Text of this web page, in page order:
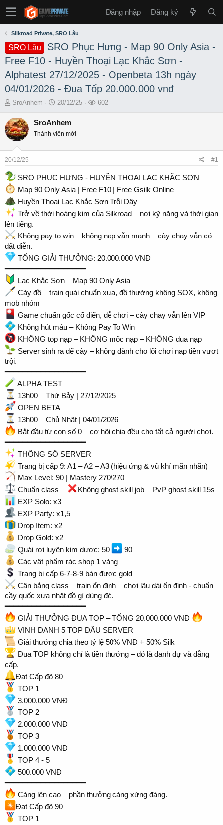
Đăng nhập Đăng ký
Silkroad Private, SRO Lậu
SRO Lậu
SRO Phục Hưng - Map 90 Only Asia -
Free F10 - Huyền Thoại Lạc Khắc Sơn -
Alphatest 27/12/2025 - Openbeta 13h ngày
04/01/2026 - Đua Tốp 20.000.000 vnđ
T
r
e
a
s
a
r
t
e
r
SroAnhem
S
a
t
e
20/12/25
L
602
SroAnhem
Thành viên mới
20/12/25 #1
SRO PHỤC HƯNG - HUYỀN THOẠI LẠC KHẮC SƠN
Map 90 Only Asia | Free F10 | Free Gsilk Online
Huyền Thoại Lạc Khắc Sơn Trỗi Dậy
Trở về thời hoàng kim của Silkroad – nơi kỹ năng và thời gian
lên tiếng.
Không pay to win – không nạp vẫn mạnh – cày chay vẫn có
đất diễn.
TỔNG GIẢI THƯỞNG: 20.000.000 VNĐ
━━━━━━━━━━━━━━━━━━
Lạc Khắc Sơn – Map 90 Only Asia
Cày đồ – train quái chuẩn xưa, đồ thường không SOX, không
mob nhóm
Game chuẩn gốc cổ điển, dễ chơi – cày chay vẫn lên VIP
Không hút máu – Không Pay To Win
KHÔNG top nạp – KHÔNG mốc nạp – KHÔNG đua nạp
Server sinh ra để cày – không dành cho lối chơi nạp tiền vượt
trội.
━━━━━━━━━━━━━━━━━━
ALPHA TEST
13h00 – Thứ Bảy | 27/12/2025
OPEN BETA
13h00 – Chủ Nhật | 04/01/2026
Bắt đầu từ con số 0 – cơ hội chia đều cho tất cả người chơi.
━━━━━━━━━━━━━━━━━━
THÔNG SỐ SERVER
Trang bị cấp 9: A1 – A2 – A3 (hiệu ứng & vũ khí mãn nhãn)
Max Level: 90 | Mastery 270/270
Chuẩn class –
Không ghost skill job – PvP ghost skill 15s
EXP Solo: x3
EXP Party: x1,5
Drop Item: x2
Drop Gold: x2
Quái rơi luyện kim dược: 50
90
Các vật phẩm rác shop 1 vàng
Trang bị cấp 6-7-8-9 bán được gold
Cân bằng class – train ổn định – chơi lâu dài ổn định - chuẩn
cầy quốc xưa nhặt đồ gì dùng đó.
━━━━━━━━━━━━━━━━━━
GIẢI THƯỞNG ĐUA TOP – TỔNG 20.000.000 VNĐ
VINH DANH 5 TOP ĐẦU SERVER
Giải thưởng chia theo tỷ lệ 50% VNĐ + 50% Silk
Đua TOP không chỉ là tiền thưởng – đó là danh dự và đẳng
cấp.
Đạt Cấp độ 80
TOP 1
3.000.000 VNĐ
TOP 2
2.000.000 VNĐ
TOP 3
1.000.000 VNĐ
TOP 4 - 5
500.000 VNĐ
━━━━━━━━━━━━━━━━━━
Càng lên cao – phần thưởng càng xứng đáng.
Đạt Cấp độ 90
TOP 1